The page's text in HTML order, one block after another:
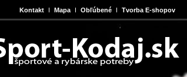
Kontakt Mapa Obľúbené Tvorba E-shopov